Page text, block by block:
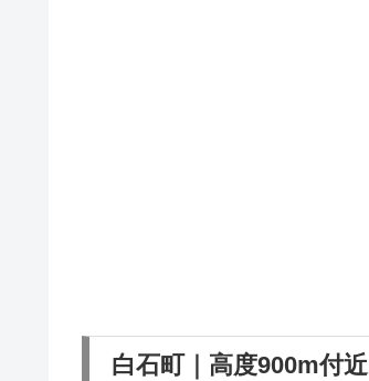
白石町｜高度900m付近